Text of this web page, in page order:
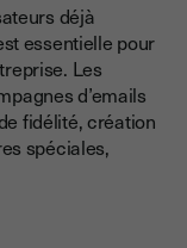
déjà
essentielle pour
Les
d’emails
fidélité, création
spéciales,